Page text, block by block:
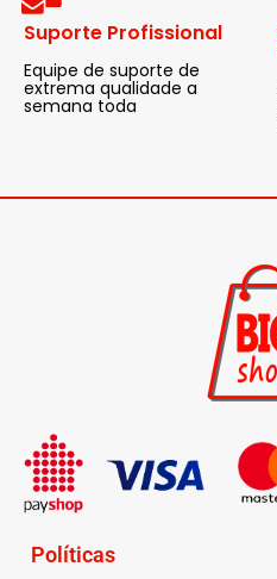
Suporte Profissional
Equipe de suporte de
extrema qualidade a
semana toda
Políticas